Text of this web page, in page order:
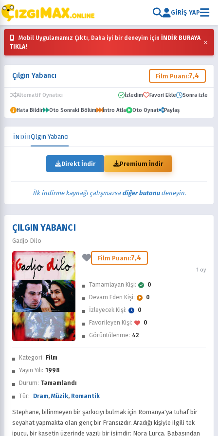
GIRIŞ YAP
Mobil Uygulamamız Çıktı, Daha iyi bir deneyim için İNDİR BURAYA
TIKLA!
×
Çılgın Yabancı Film Puanı:7,4
Alternatif Oynatıcı İzledim Favori Ekle Sonra izle
Hata Bildir Oto Sonraki Bölüm İntro Atla Oto Oynat Paylaş
İNDİRÇılgın Yabancı
Direkt İndir Premium İndir
İlk indirme kaynağı çalışmazsa diğer butonudeneyin.
ÇILGIN YABANCI
Gadjo Dilo
Film Puanı:7,4
1 oy
Kategori: Film
Yayın Yılı: 1998
Durum: Tamamlandı
Tür: Dram, Müzik, Romantik
Tamamlayan Kişi:
0
Devam Eden Kişi:
0
İzleyecek Kişi:
0
Favorileyen Kişi:
0
Görüntülenme: 42
Stephane, bilinmeyen bir şarkıcıyı bulmak için Romanya'ya tuhaf bir
seyahat yapmakta olan genç bir Fransızdır. Aradığı kişiyle ilgili tek
ipucu, bir kasetin üzerinde yazılı bir isimdir: Nora Lurca. Babasından